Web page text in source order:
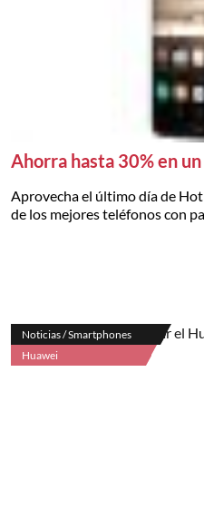
Ahorra hasta 30% en
Aprovecha el último día de
de los mejores teléfonos con
Noticias / Smartphones
Huawei